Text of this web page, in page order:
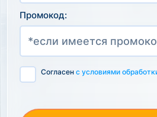
Промокод:
Согласен с условиями